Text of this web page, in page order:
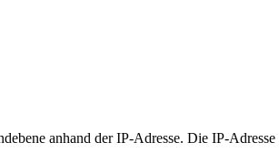
anhand der IP-Adresse. Die IP-